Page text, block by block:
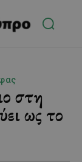
στη
ως το